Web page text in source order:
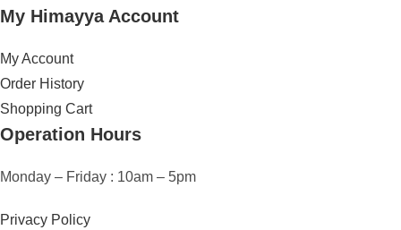
My Himayya Account
My Account
Order History
Shopping Cart
Operation Hours
Monday – Friday : 10am – 5pm
Privacy Policy